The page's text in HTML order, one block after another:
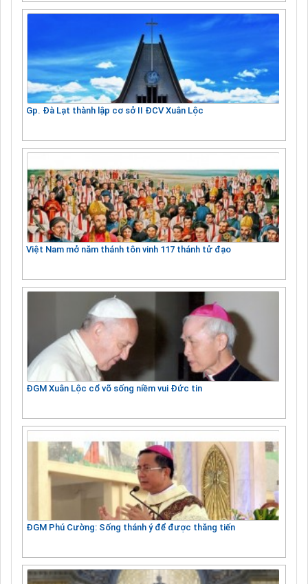
Gp. Đà Lạt thành lập cơ sở II ĐCV Xuân Lộc
Việt Nam mở năm thánh tôn vinh 117 thánh tử đạo
ĐGM Xuân Lộc cổ võ sống niềm vui Đức tin
ĐGM Phú Cường: Sống thánh ý để được thăng tiến